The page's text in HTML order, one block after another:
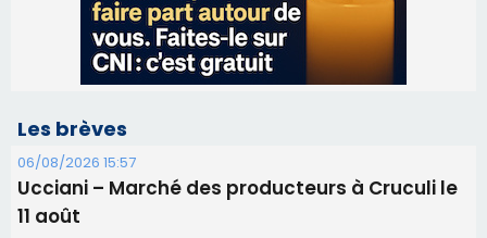
06/08/2026 15:25
Corte – L’association A Nuciola organise une
06/08/2026 15:04
Alata - Soirée Tango Argentin au stade de San
Benedetto